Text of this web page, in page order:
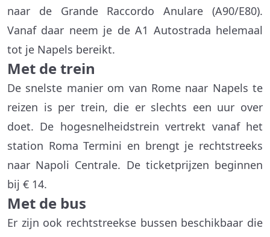
naar de Grande Raccordo Anulare (A90/E80).
Vanaf daar neem je de A1 Autostrada helemaal
tot je Napels bereikt.
Met de trein
De snelste manier om van Rome naar Napels te
reizen is per trein, die er slechts een uur over
doet. De hogesnelheidstrein vertrekt vanaf het
station Roma Termini en brengt je rechtstreeks
naar Napoli Centrale. De ticketprijzen beginnen
bij € 14.
Met de bus
Er zijn ook rechtstreekse bussen beschikbaar die